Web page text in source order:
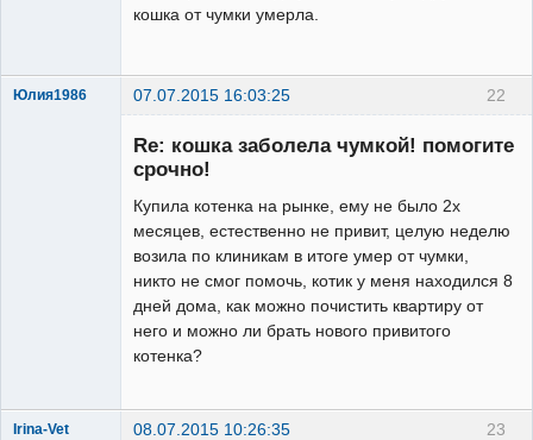
кошка от чумки умерла.
22
Юлия1986 07.07.2015 16:03:25
Зарегистрированный
Re: кошка заболела чумкой! помогите
срочно!
Купила котенка на рынке, ему не было 2х
месяцев, естественно не привит, целую неделю
возила по клиникам в итоге умер от чумки,
никто не смог помочь, котик у меня находился 8
дней дома, как можно почистить квартиру от
него и можно ли брать нового привитого
котенка?
23
Irina-Vet 08.07.2015 10:26:35